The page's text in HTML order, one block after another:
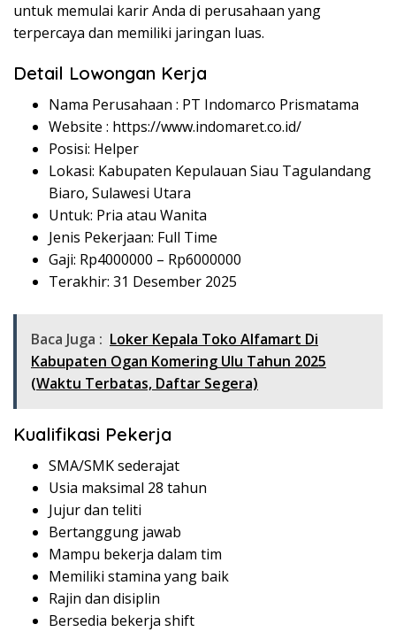
untuk memulai karir Anda di perusahaan yang
terpercaya dan memiliki jaringan luas.
Detail Lowongan Kerja
Nama Perusahaan : PT Indomarco Prismatama
Website : https://www.indomaret.co.id/
Posisi: Helper
Lokasi: Kabupaten Kepulauan Siau Tagulandang
Biaro, Sulawesi Utara
Untuk: Pria atau Wanita
Jenis Pekerjaan: Full Time
Gaji: Rp4000000 – Rp6000000
Terakhir: 31 Desember 2025
Baca Juga : Loker Kepala Toko Alfamart Di
Kabupaten Ogan Komering Ulu Tahun 2025
(Waktu Terbatas, Daftar Segera)
Kualifikasi Pekerja
SMA/SMK sederajat
Usia maksimal 28 tahun
Jujur dan teliti
Bertanggung jawab
Mampu bekerja dalam tim
Memiliki stamina yang baik
Rajin dan disiplin
Bersedia bekerja shift